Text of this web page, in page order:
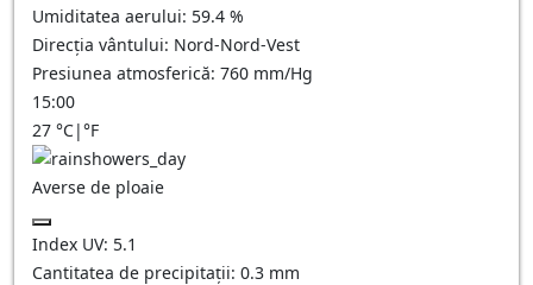
Umiditatea aerului: 59.4 %
Direcția vântului: Nord-Nord-Vest
Presiunea atmosferică: 760 mm/Hg
15:00
27 °C|°F
Averse de ploaie
Index UV: 5.1
Cantitatea de precipitații: 0.3 mm